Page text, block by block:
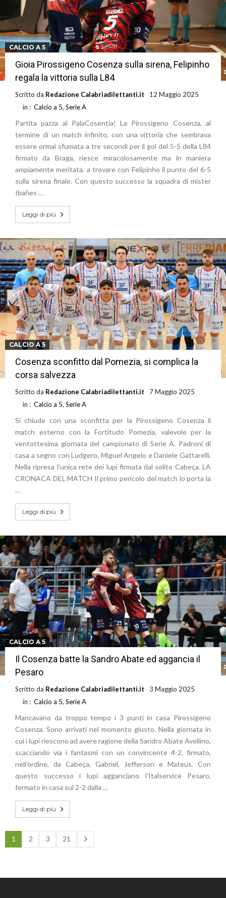
CALCIO A 5
Gioia Pirossigeno Cosenza sulla sirena, Felipinho
regala la vittoria sulla L84
Scritto da Redazione Calabriadilettanti.it
12 Maggio 2025
in : Calcio a 5, Serie A
Partita pazza al PalaCosentia! La Pirossigeno Cosenza, al
termine di un match infinito, con una vittoria che sembrava
essere ormai sfumata a tre secondi per il gol del 5-5 della L84
firmato da Braga, riesce miracolosamente ma in maniera
ampiamente meritata, a trovare con Felipinho il punto del 6-5
sulla sirena finale. Con questo successo la squadra di mister
Ibañes …
Leggi di più
CALCIO A 5
Cosenza sconfitto dal Pomezia, si complica la
corsa salvezza
Scritto da Redazione Calabriadilettanti.it
7 Maggio 2025
in : Calcio a 5, Serie A
Si chiude con una sconfitta per la Pirossigeno Cosenza il
match esterno con la Fortitudo Pomezia, valevole per la
ventottesima giornata del campionato di Serie A. Padroni di
casa a segno con Ludgero, Miguel Angelo e Daniele Gattarelli.
Nella ripresa l’unica rete dei lupi firmata dal solito Cabeça. LA
CRONACA DEL MATCH Il primo pericolo del match lo porta la
…
Leggi di più
CALCIO A 5
Il Cosenza batte la Sandro Abate ed aggancia il
Pesaro
Scritto da Redazione Calabriadilettanti.it
3 Maggio 2025
in : Calcio a 5, Serie A
Mancavano da troppo tempo i 3 punti in casa Pirossigeno
Cosenza. Sono arrivati nel momento giusto. Nella giornata in
cui i lupi riescono ad avere ragione della Sandro Abate Avellino,
scacciando via i fantasmi con un convincente 4-2, firmato,
nell’ordine, da Cabeça, Gabriel, Jefferson e Mateus. Con
questo successo i lupi agganciano l’Italservice Pesaro,
fermato in casa sul 2-2 dalla …
Leggi di più
1 2 3 21